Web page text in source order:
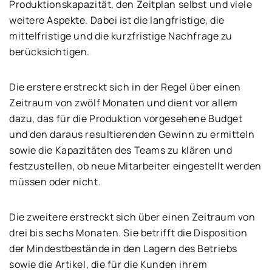
Produktionskapazität, den Zeitplan selbst und viele
weitere Aspekte. Dabei ist die langfristige, die
mittelfristige und die kurzfristige Nachfrage zu
berücksichtigen.
Die erstere erstreckt sich in der Regel über einen
Zeitraum von zwölf Monaten und dient vor allem
dazu, das für die Produktion vorgesehene Budget
und den daraus resultierenden Gewinn zu ermitteln
sowie die Kapazitäten des Teams zu klären und
festzustellen, ob neue Mitarbeiter eingestellt werden
müssen oder nicht.
Die zweitere erstreckt sich über einen Zeitraum von
drei bis sechs Monaten. Sie betrifft die Disposition
der Mindestbestände in den Lagern des Betriebs
sowie die Artikel, die für die Kunden ihrem